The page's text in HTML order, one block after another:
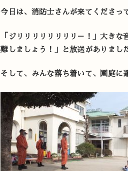
今日は、消防士さんが来てくださっ
「ジリリリリリリリリ－！」大き
難しましょう！」と放送がありまし
そして、みんな落ち着いて、園庭に